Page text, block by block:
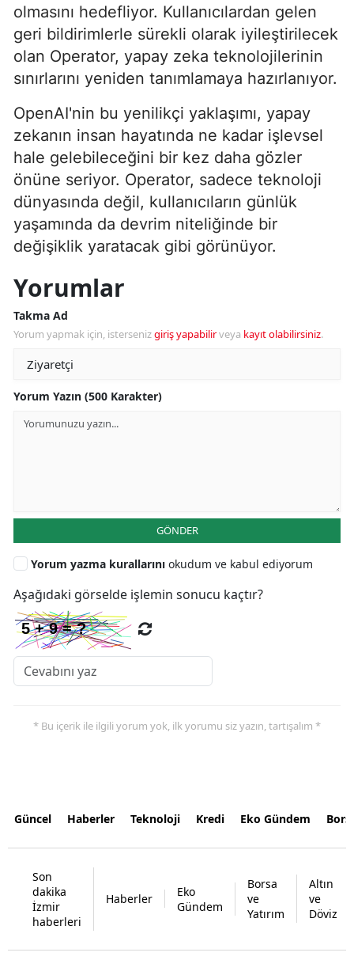
olmasını hedefliyor. Kullanıcılardan gelen
geri bildirimlerle sürekli olarak iyileştirilecek
olan Operator, yapay zeka teknolojilerinin
sınırlarını yeniden tanımlamaya hazırlanıyor.
OpenAI'nin bu yenilikçi yaklaşımı, yapay
zekanın insan hayatında ne kadar işlevsel
hale gelebileceğini bir kez daha gözler
önüne seriyor. Operator, sadece teknoloji
dünyasında değil, kullanıcıların günlük
yaşamında da devrim niteliğinde bir
değişiklik yaratacak gibi görünüyor.
Yorumlar
Takma Ad
Yorum yapmak için, istersenizgiriş yapabilirveya kayıt olabilirsiniz.
Yorum Yazın (500 Karakter)
GÖNDER
Yorum yazma kurallarını okudum ve kabul ediyorum
Aşağıdaki görselde işlemin sonucu kaçtır?
* Bu içerik ile ilgili yorum yok, ilk yorumu siz yazın, tartışalım *
Güncel Haberler Teknoloji Kredi Eko Gündem
Son
dakika
İzmir
haberleri
Haberler
Eko
Gündem
Borsa
ve
Yatırım
Altın
ve
Döviz